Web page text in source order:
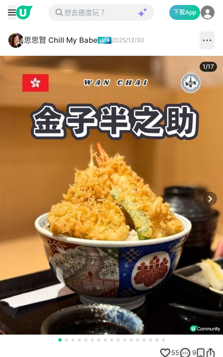
下載App
思思賢 Chill My Babe 2025/12/30
1/17
55 9